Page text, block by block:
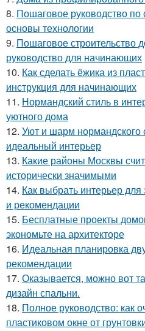
8. Пошаговое руководство по
основы технологии
9. Пошаговое строительство
руководство для начинающих
10. Как сделать ёжика из
инструкция для начинающих
11. Нормандский стиль в
уютного дома
12. Уют и шарм нормандского
идеальный интерьер
13. Какие районы Москвы
исторически значимыми
14. Как выбрать интерьер
и рекомендации
15. Бесплатные проекты
экономьте на архитекторе
16. Идеальная планировка
рекомендации
17. Оказывается, можно вот
дизайн спальни.
18. Полное руководство: как
пластиковом окне от